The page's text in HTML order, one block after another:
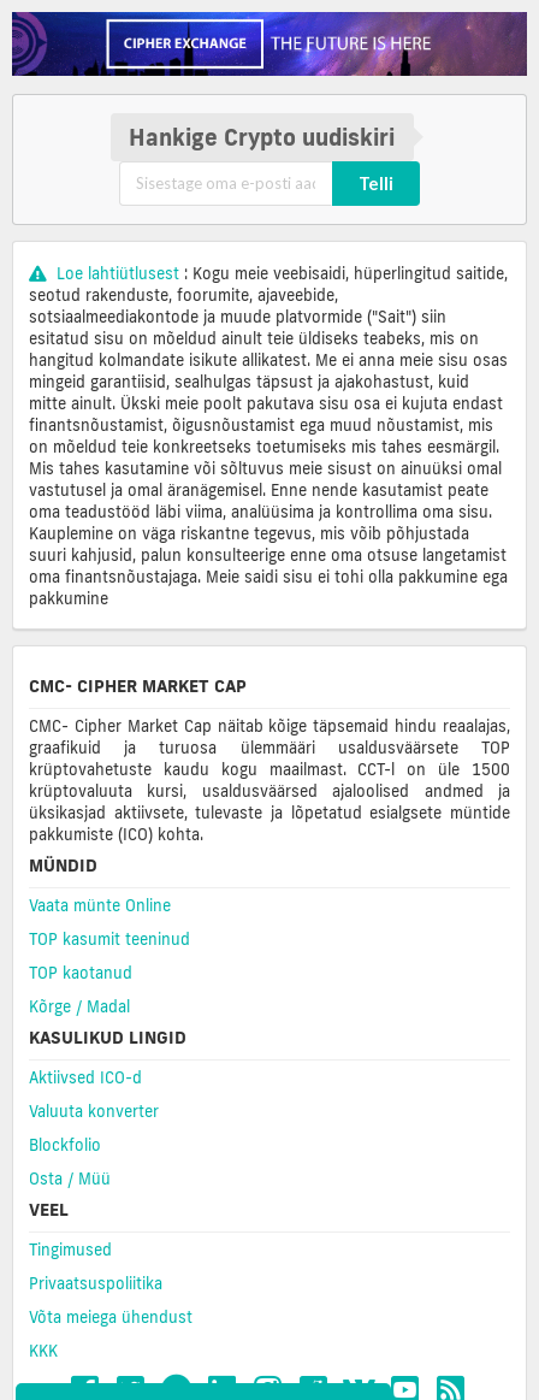
Hankige Crypto uudiskiri
Telli
Loe lahtiütlusest : Kogu meie veebisaidi, hüperlingitud saitide,
seotud rakenduste, foorumite, ajaveebide,
sotsiaalmeediakontode ja muude platvormide ("Sait") siin
esitatud sisu on mõeldud ainult teie üldiseks teabeks, mis on
hangitud kolmandate isikute allikatest. Me ei anna meie sisu osas
mingeid garantiisid, sealhulgas täpsust ja ajakohastust, kuid
mitte ainult. Ükski meie poolt pakutava sisu osa ei kujuta endast
finantsnõustamist, õigusnõustamist ega muud nõustamist, mis
on mõeldud teie konkreetseks toetumiseks mis tahes eesmärgil.
Mis tahes kasutamine või sõltuvus meie sisust on ainuüksi omal
vastutusel ja omal äranägemisel. Enne nende kasutamist peate
oma teadustööd läbi viima, analüüsima ja kontrollima oma sisu.
Kauplemine on väga riskantne tegevus, mis võib põhjustada
suuri kahjusid, palun konsulteerige enne oma otsuse langetamist
oma finantsnõustajaga. Meie saidi sisu ei tohi olla pakkumine ega
pakkumine
CMC- CIPHER MARKET CAP
CMC- Cipher Market Cap näitab kõige täpsemaid hindu reaalajas,
graafikuid ja turuosa ülemmääri usaldusväärsete TOP
krüptovahetuste kaudu kogu maailmast. CCT-l on üle 1500
krüptovaluuta kursi, usaldusväärsed ajaloolised andmed ja
üksikasjad aktiivsete, tulevaste ja lõpetatud esialgsete müntide
pakkumiste (ICO) kohta.
MÜNDID
Vaata münte Online
TOP kasumit teeninud
TOP kaotanud
Kõrge / Madal
KASULIKUD LINGID
Aktiivsed ICO-d
Valuuta konverter
Blockfolio
Osta / Müü
VEEL
Tingimused
Privaatsuspoliitika
Võta meiega ühendust
KKK